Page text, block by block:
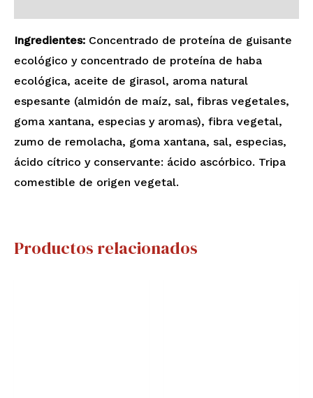
Ingredientes: Concentrado de proteína de guisante
ecológico y concentrado de proteína de haba
ecológica, aceite de girasol, aroma natural
espesante (almidón de maíz, sal, fibras vegetales,
goma xantana, especias y aromas), fibra vegetal,
zumo de remolacha, goma xantana, sal, especias,
ácido cítrico y conservante: ácido ascórbico. Tripa
comestible de origen vegetal.
Productos relacionados